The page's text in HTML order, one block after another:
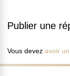
Publier une
Vous devez avoir